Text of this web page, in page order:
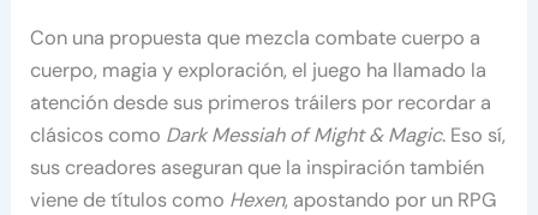
Con una propuesta que mezcla combate cuerpo a
cuerpo, magia y exploración, el juego ha llamado la
atención desde sus primeros tráilers por recordar a
clásicos como Dark Messiah of Might & Magic. Eso sí,
sus creadores aseguran que la inspiración también
viene de títulos como Hexen, apostando por un RPG